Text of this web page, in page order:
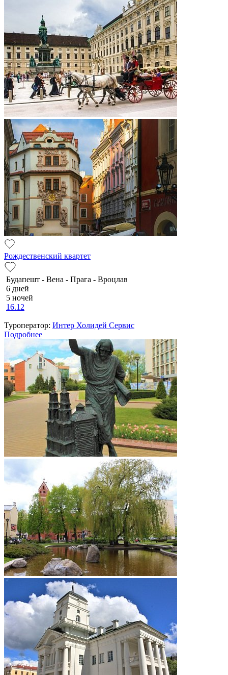
Рождественский квартет
Будапешт - Вена - Прага - Вроцлав
6 дней
5 ночей
16.12
Туроператор: Интер Холидей Сервис
Подробнее